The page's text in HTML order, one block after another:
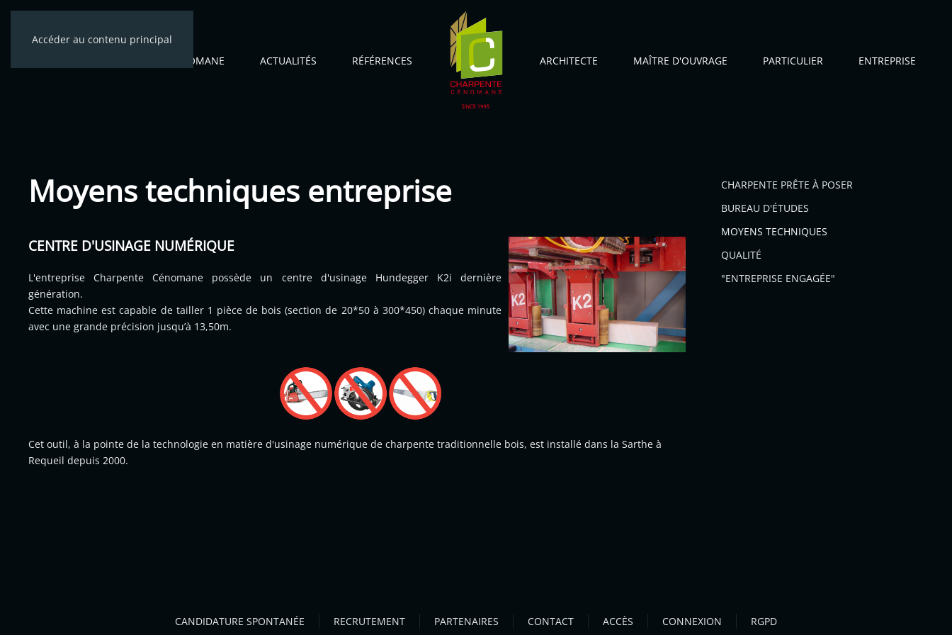
Accéder au contenu principal
CÉNOMANE ACTUALITÉS RÉFÉRENCES ARCHITECTE MAÎTRE D'OUVRAGE PARTICULIER ENTREPRISE
Moyens techniques entreprise
CENTRE D'USINAGE NUMÉRIQUE
L'entreprise Charpente Cénomane possède un centre d'usinage Hundegger K2i dernière
génération.
Cette machine est capable de tailler 1 pièce de bois (section de 20*50 à 300*450) chaque minute
avec une grande précision jusqu’à 13,50m.
Cet outil, à la pointe de la technologie en matière d'usinage numérique de charpente traditionnelle bois, est installé dans la Sarthe à
Requeil depuis 2000.
CHARPENTE PRÊTE À POSER
BUREAU D'ÉTUDES
MOYENS TECHNIQUES
QUALITÉ
"ENTREPRISE ENGAGÉE"
CANDIDATURE SPONTANÉE RECRUTEMENT PARTENAIRES CONTACT ACCÈS CONNEXION RGPD